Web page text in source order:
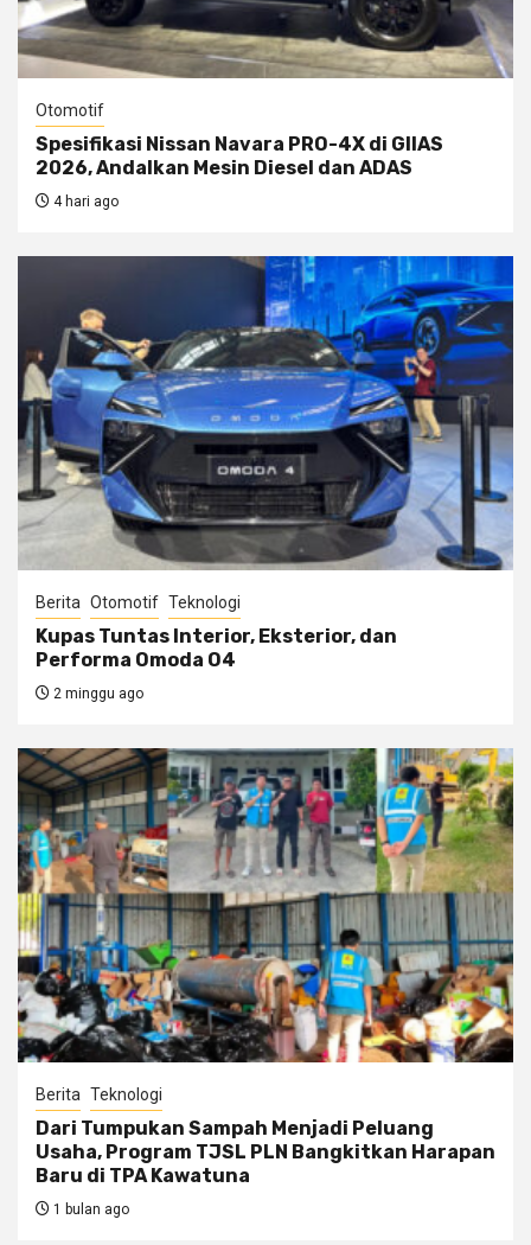
Otomotif
Spesifikasi Nissan Navara PRO-4X di GIIAS
2026, Andalkan Mesin Diesel dan ADAS
4 hari ago
Berita Otomotif Teknologi
Kupas Tuntas Interior, Eksterior, dan
Performa Omoda O4
2 minggu ago
Berita Teknologi
Dari Tumpukan Sampah Menjadi Peluang
Usaha, Program TJSL PLN Bangkitkan Harapan
Baru di TPA Kawatuna
1 bulan ago